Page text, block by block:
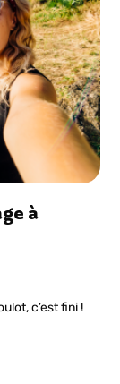
à
c’est fini !